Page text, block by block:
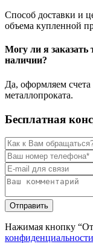
Способ доставки и
объема купленной
Могу ли я
наличии?
Да, оформляем счета
металлопроката.
Бесплатная
Нажимая кнопку
конфиденциальности